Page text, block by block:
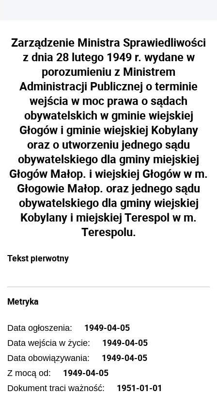
Zarządzenie Ministra Sprawiedliwości
z dnia 28 lutego 1949 r. wydane w
porozumieniu z Ministrem
Administracji Publicznej o terminie
wejścia w moc prawa o sądach
obywatelskich w gminie wiejskiej
Głogów i gminie wiejskiej Kobylany
oraz o utworzeniu jednego sądu
obywatelskiego dla gminy miejskiej
Głogów Małop. i wiejskiej Głogów w m.
Głogowie Małop. oraz jednego sądu
obywatelskiego dla gminy wiejskiej
Kobylany i miejskiej Terespol w m.
Terespolu.
Tekst pierwotny
Metryka
Data ogłoszenia: 1949-04-05
Data wejścia w życie: 1949-04-05
Data obowiązywania: 1949-04-05
Z mocą od: 1949-04-05
Dokument traci ważność: 1951-01-01